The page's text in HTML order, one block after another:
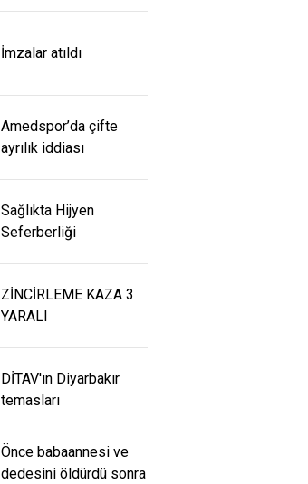
İmzalar atıldı
Amedspor’da çifte
ayrılık iddiası
Sağlıkta Hijyen
Seferberliği
ZİNCİRLEME KAZA 3
YARALI
DİTAV'ın Diyarbakır
temasları
Önce babaannesi ve
dedesini öldürdü sonra